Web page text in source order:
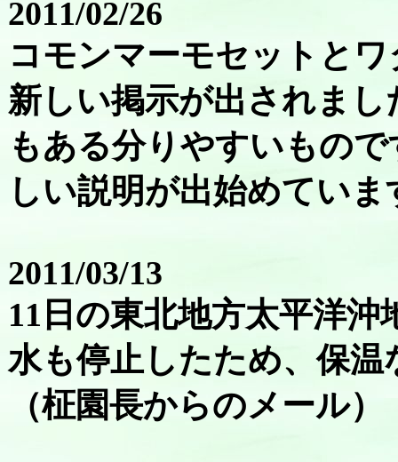
2011/02/26
コモンマーモセットと
新しい掲示が出されま
もある分りやすいもの
しい説明が出始めていま
2011/03/13
11日の東北地方太平洋
水も停止したため、保
（柾園長からのメール）